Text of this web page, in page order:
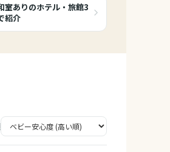
室ありのホテル・旅館3
紹介